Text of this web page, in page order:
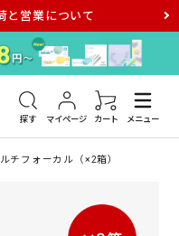
と営業について
探す マイページ カート メニュー
スト メガネ
チフォーカル（×2箱）